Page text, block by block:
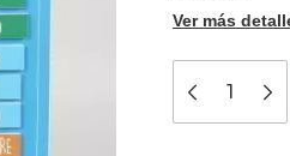
Ver más